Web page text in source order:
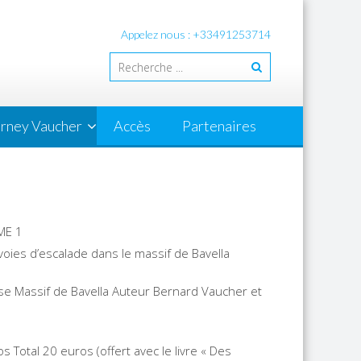
Appelez nous : +33491253714
Vaucher Accès Partenaires
1
d’escalade dans le massif de Bavella
Massif de Bavella Auteur Bernard Vaucher et
Total 20 euros (offert avec le livre « Des